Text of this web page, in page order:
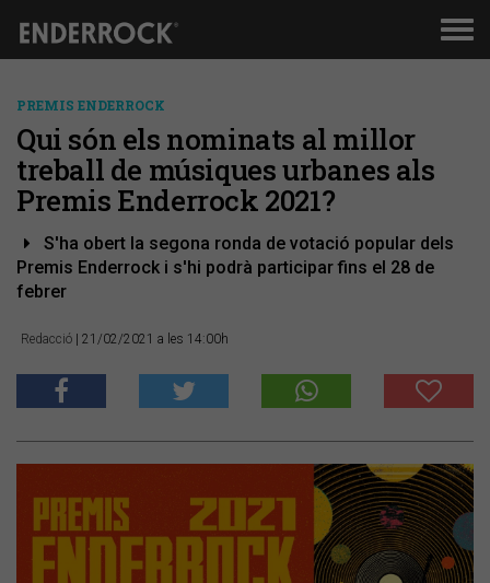
PREMIS ENDERROCK
Qui són els nominats al millor
treball de músiques urbanes als
Premis Enderrock 2021?
S'ha obert la segona ronda de votació popular dels
Premis Enderrock i s'hi podrà participar fins el 28 de
febrer
Redacció | 21/02/2021 a les 14:00h